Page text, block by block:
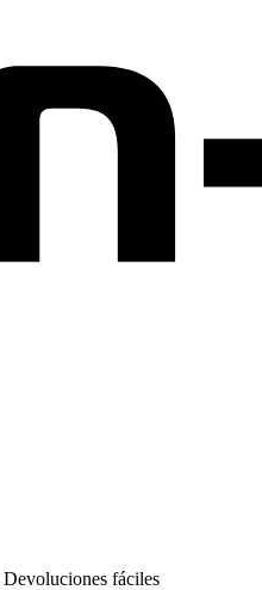
Devoluciones fáciles